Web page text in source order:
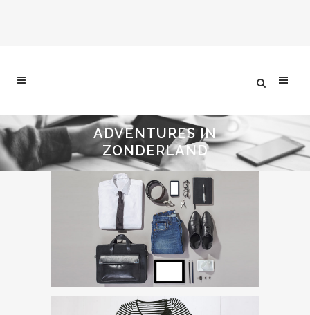
ADVENTURES IN
ZONDERLAND